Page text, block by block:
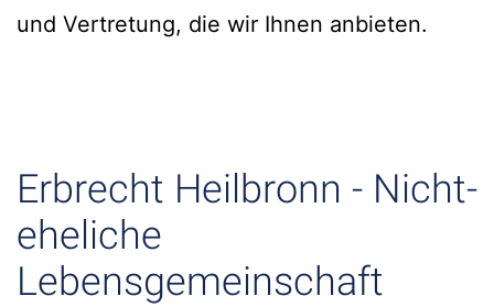
und Vertretung, die wir Ihnen anbieten.
Erbrecht Heilbronn - Nicht-
eheliche
Lebensgemeinschaft